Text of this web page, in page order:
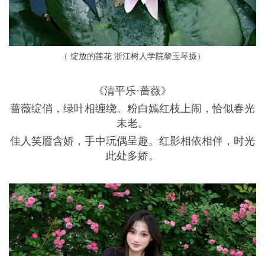
（ 绽放的莲花 浙江树人学院黎玉琴摄）
《清平乐·蔷薇》
蔷薇绽俏，绿叶相缠绕。粉白嫣红枝上闹，恰似春光
未老。
佳人笑靥含娇，手中玩偶呈趣。红影相依相伴，时光
此处多娇。